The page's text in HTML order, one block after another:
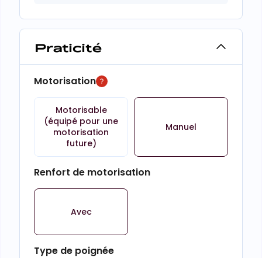
Praticité
Motorisation
Motorisable
(équipé pour une
motorisation
future)
Manuel
Renfort de motorisation
Avec
Type de poignée